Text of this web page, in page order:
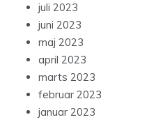
juli 2023
juni 2023
maj 2023
april 2023
marts 2023
februar 2023
januar 2023